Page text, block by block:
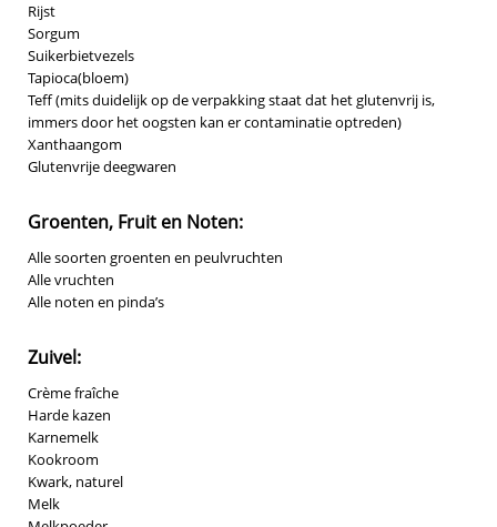
Rijst
Sorgum
Suikerbietvezels
Tapioca(bloem)
Teff (mits duidelijk op de verpakking staat dat het glutenvrij is,
immers door het oogsten kan er contaminatie optreden)
Xanthaangom
Glutenvrije deegwaren
Groenten, Fruit en Noten:
Alle soorten groenten en peulvruchten
Alle vruchten
Alle noten en pinda’s
Zuivel:
Crème fraîche
Harde kazen
Karnemelk
Kookroom
Kwark, naturel
Melk